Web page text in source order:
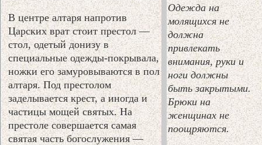
Одежда на
молящихся не
должна
привлекать
внимания, руки и
ноги должны
быть закрытыми.
Брюки на
женщинах не
поощряются.
В центре алтаря напротив
Царских врат стоит престол —
стол, одетый донизу в
специальные одежды-покрывала,
ножки его замуровываются в пол
алтаря. Под престолом
заделывается крест, а иногда и
частицы мощей святых. На
престоле совершается самая
святая часть богослужения —